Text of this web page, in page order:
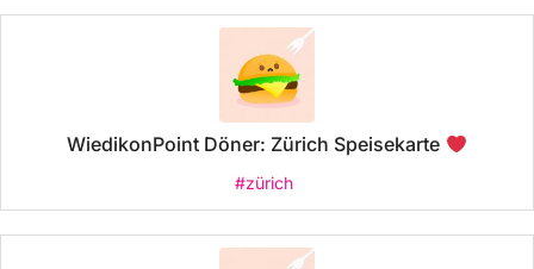
WiedikonPoint Döner: Zürich Speisekarte
#zürich